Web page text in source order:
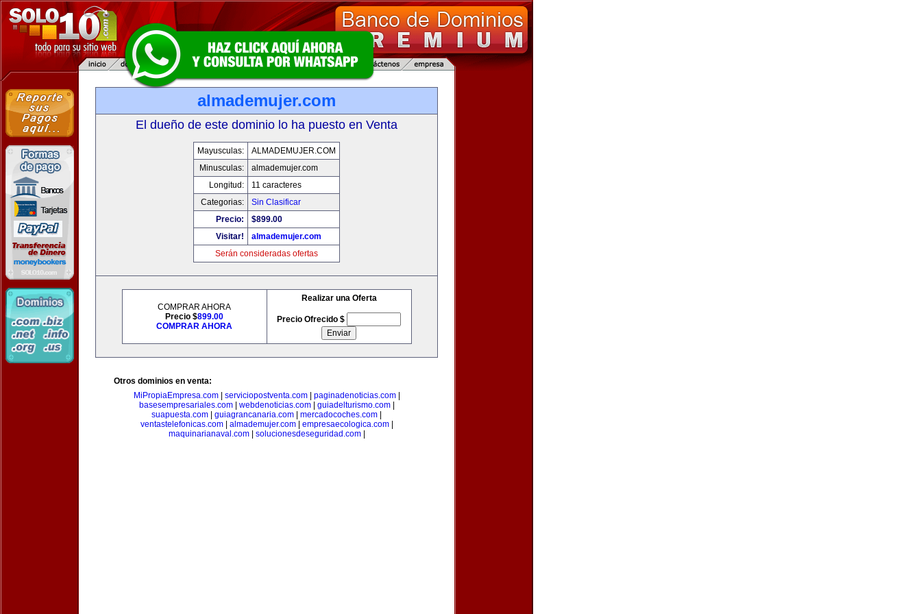
almademujer.com
El dueño de este dominio lo ha puesto en Venta
Mayusculas:
ALMADEMUJER.COM
Minusculas:
almademujer.com
Longitud:
11 caracteres
Categorias:
Sin Clasificar
Precio:
$899.00
Visitar!
almademujer.com
Serán consideradas ofertas
COMPRAR AHORA
Precio $899.00
COMPRAR AHORA
Realizar una Oferta
Precio Ofrecido $
Otros dominios en venta:
MiPropiaEmpresa.com| serviciopostventa.com| paginadenoticias.com|
basesempresariales.com| webdenoticias.com| guiadelturismo.com|
suapuesta.com
guiagrancanaria.com mercadocoches.com
ventastelefonicas.com| almademujer.com| empresaecologica.com|
maquinarianaval.com| solucionesdeseguridad.com|